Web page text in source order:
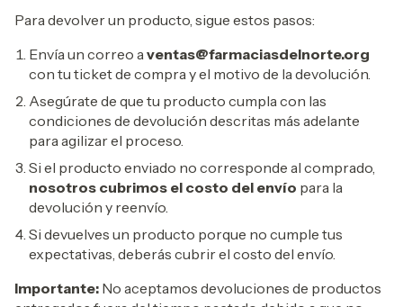
Para devolver un producto, sigue estos pasos:
Envía un correo aventas@farmaciasdelnorte.org
con tu ticket de compra y el motivo de la devolución.
Asegúrate de que tu producto cumpla con las
condiciones de devolución descritas más adelante
para agilizar el proceso.
Si el producto enviado no corresponde al comprado,
nosotros cubrimos el costo del envío para la
devolución y reenvío.
Si devuelves un producto porque no cumple tus
expectativas, deberás cubrir el costo del envío.
Importante: No aceptamos devoluciones de productos